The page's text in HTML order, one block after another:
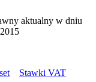
aktualny w dniu
Stawki VAT